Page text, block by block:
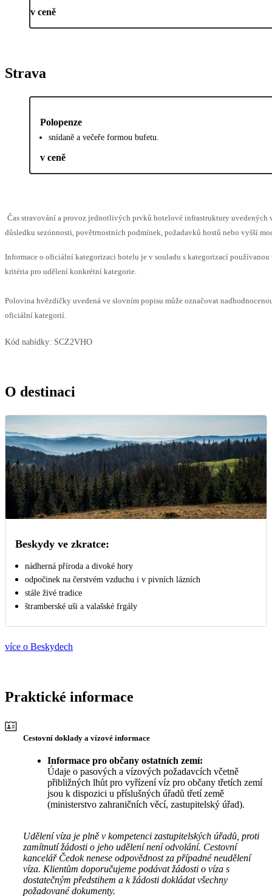
v ceně
Strava
Polopenze
snídaně a večeře formou bufetu.
v ceně
Čas stravování a provoz jednotlivých prvků hotelové infrastruktury uvedených
důsledku sezónnosti, povětrnostních podmínek, požadavků hostů nebo vyšší
Informace o oficiální kategorizaci hotelu je v souladu s kategorizací
kritéria pro udělení konkrétní kategorie.
Polovina hvězdičky uvedená ve slovním popisu může označovat
oficiální kategorií.
Kód nabídky: SCZ2VHO
O destinaci
Beskydy ve zkratce:
nádherná příroda a divoké hory
odpočinek na čerstvém vzduchu i v pivních lázních
stále živé tradice
štramberské uši a valašské frgály
více o Beskydech
Praktické informace
Cestovní doklady a vízové informace
Informace pro občany ostatních zemí:
Údaje o pasových a vízových požadavcích včetně
přibližných lhůt pro vyřízení víz pro občany třetích zemí
jsou k dispozici u příslušných úřadů třetí země
(ministerstvo zahraničních věcí, zastupitelský úřad).
Udělení víza je plně v kompetenci zastupitelských úřadů, proti
zamítnutí žádosti o jeho udělení není odvolání. Cestovní
kancelář Čedok nenese odpovědnost za případné neudělení
víza. Klientům doporučujeme podávat žádosti o víza s
dostatečným předstihem a k žádosti dokládat všechny
požadované dokumenty.